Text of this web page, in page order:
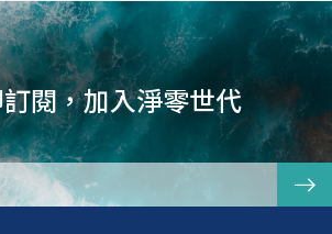
閱，加入淨零世代